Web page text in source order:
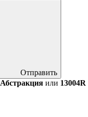
Отправить
Абстракция или 13004R